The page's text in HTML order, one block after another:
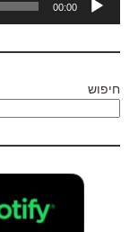
אודיו
00:00
חיפוש